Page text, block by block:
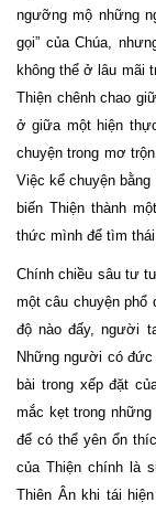
ngưỡng mộ những
gọi” của Chúa,
không thể ở lâu mãi
Thiện chênh chao
ở giữa một hiện
chuyện trong mơ
Việc kể chuyện
biến Thiện thành
thức mình để tìm
Chính chiều sâu tư
một câu chuyện
độ nào đấy, người
Những người có
bài trong xếp đặt
mắc kẹt trong
để có thể yên ổn
của Thiện chính là
Thiên Ân khi tái